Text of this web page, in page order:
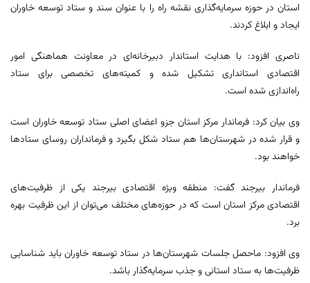
استان در حوزه سرمایه‌گذاری نقشه راه را با عنوان سند و ستاد توسعه خاوران
ایجاد و ابلاغ کردند.
ناصری افزود: با هدایت استاندار دبیرخانه‌ای در معاونت هماهنگی امور
اقتصادی استانداری تشکیل شده و کمیته‌های تخصصی برای ستاد
راه‌اندازی شده است.
وی بیان کرد: فرماندار مرکز استان جزو اعضای اصلی ستاد توسعه خاوران است
و قرار شده در شهرستان‌ها هم ستاد شکل بگیرد و فرمانداران روسای ستادها
خواهند بود.
فرماندار بیرجند گفت: منطقه ویژه اقتصادی بیرجند یکی از ظرفیت‌های
اقتصادی مرکز استان است که در حوزه‌های مختلف می‌توان از این ظرفیت بهره
برد.
وی افزود: ماحصل جلسات شهرستان‌ها در ستاد توسعه خاوران باید شناسایی
ظرفیت‌ها به ستاد استانی و جذب سرمایه‌گذار باشد.